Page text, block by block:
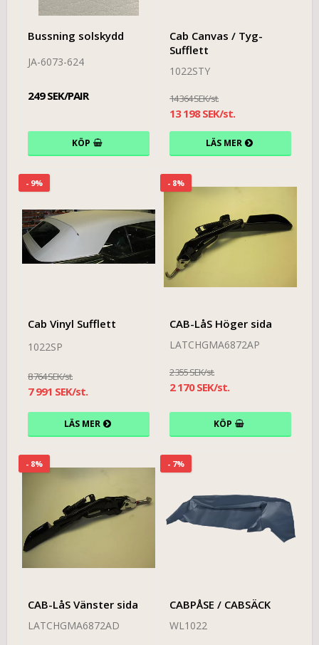
Bussning solskydd
JA-6073-624
249 SEK/PAIR
KÖP
Cab Canvas / Tyg-
Sufflett
1022STY
14 364 SEK/st.
13 198 SEK/st.
LÄS MER
- 9%
Cab Vinyl Sufflett
1022SP
8 764 SEK/st.
7 991 SEK/st.
LÄS MER
- 8%
CAB-LåS Höger sida
LATCHGMA6872AP
2 355 SEK/st.
2 170 SEK/st.
KÖP
- 8%
CAB-LåS Vänster sida
LATCHGMA6872AD
- 7%
CABPÅSE / CABSÄCK
WL1022